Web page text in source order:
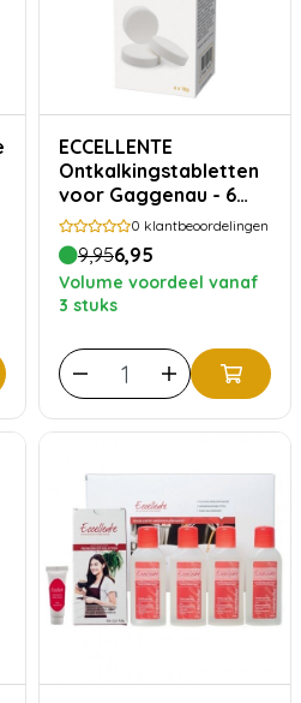
ECCELLENTE
Ontkalkingstabletten
voor Gaggenau - 6
stuks
0 klantbeoordelingen
9,956,95
Volume voordeel vanaf
3 stuks